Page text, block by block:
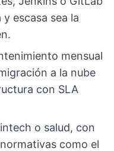
escasa sea la
mensual
a la nube
con SLA
o salud, con
como el